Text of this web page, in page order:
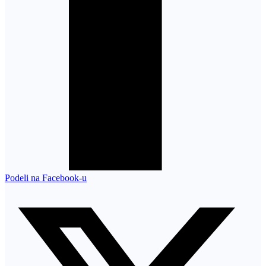
Podeli na Facebook-u